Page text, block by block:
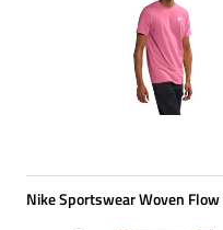
Nike Sportswear Woven